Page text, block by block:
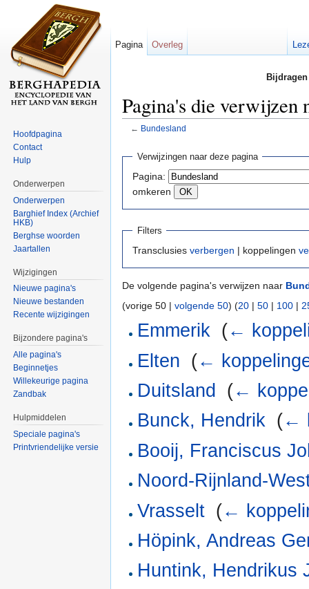
Pagina's die verwijzen
← Bundesland
Verwijzingen naar deze pagina
Pagina:
omkeren
Filters
Transclusies verbergen | koppelingen
De volgende pagina's verwijzen naar
(vorige 50 | volgende 50) (20 | 50 | 100 |
Emmerik (←
Elten (←
Duitsland
(←
Bunck, Hendrik (←
Booij, Franciscus
Noord-Rijnland-
Vrasselt (←
Höpink, Andreas
Huntink, Hendrikus
Pagina Overleg
Hoofdpagina
Contact
Hulp
Onderwerpen
Onderwerpen
Barghief Index (Archief
HKB)
Berghse woorden
Jaartallen
Wijzigingen
Nieuwe pagina's
Nieuwe bestanden
Recente wijzigingen
Bijzondere pagina's
Alle pagina's
Beginnetjes
Willekeurige pagina
Zandbak
Hulpmiddelen
Speciale pagina's
Printvriendelijke versie